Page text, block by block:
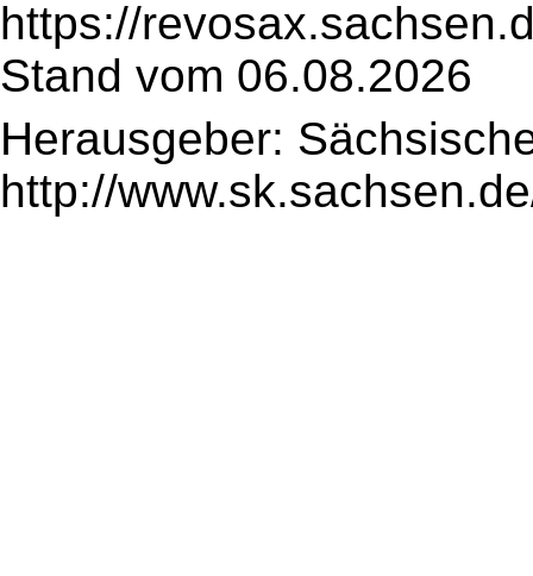
https://
Stand vom 06.08.2026
Herausgeber:
http://